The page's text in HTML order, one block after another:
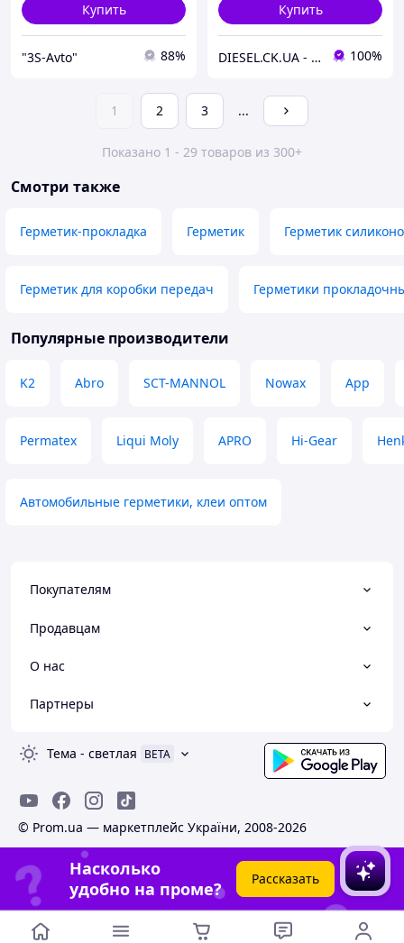
Купить
"3S-Avto" 88%
Купить
DIESEL.CK.UA - интернет-магазин запчастей 100%
1 2 3 ...
Показано 1 - 29 товаров из 300+
Смотри также
Герметик-прокладка Герметик Герметик
Герметик для коробки передач Герметики
Популярные производители
K2 Abro SCT-MANNOL Nowax App
Permatex Liqui Moly APRO Hi-Gear
Автомобильные герметики, клеи оптом
Покупателям
Продавцам
О нас
Партнеры
Тема - светлая BETA
© Prom.ua — маркетплейс України, 2008-2026
Насколько
удобно на проме?
Рассказать